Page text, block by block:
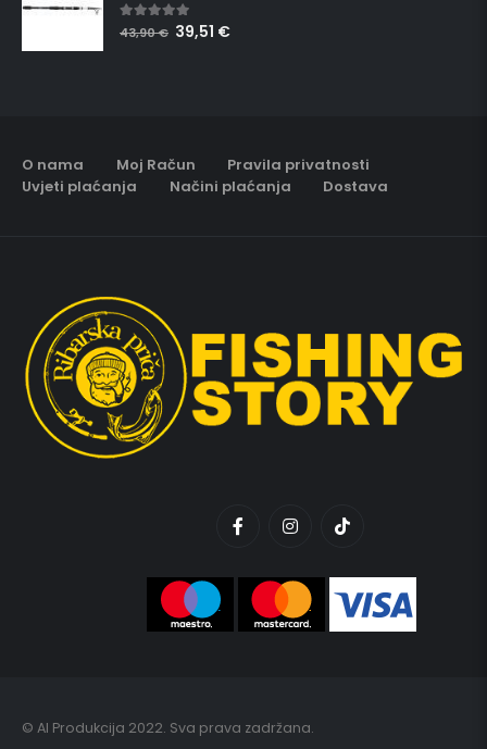
5.00out of 5
43,90€ 39,51 €
O nama Moj Račun
Pravila privatnosti
Uvjeti plaćanja
Načini plaćanja Dostava
© AI Produkcija 2022. Sva prava zadržana.